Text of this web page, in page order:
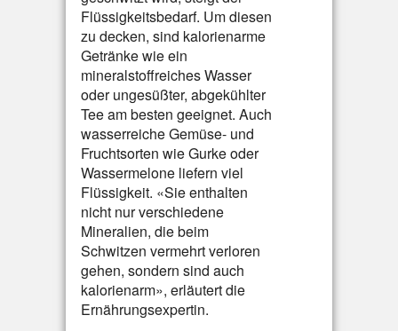
Flüssigkeitsbedarf. Um diesen
zu decken, sind kalorienarme
Getränke wie ein
mineralstoffreiches Wasser
oder ungesüßter, abgekühlter
Tee am besten geeignet. Auch
wasserreiche Gemüse- und
Fruchtsorten wie Gurke oder
Wassermelone liefern viel
Flüssigkeit. «Sie enthalten
nicht nur verschiedene
Mineralien, die beim
Schwitzen vermehrt verloren
gehen, sondern sind auch
kalorienarm», erläutert die
Ernährungsexpertin.